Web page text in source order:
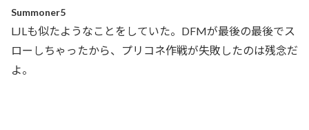
Summoner5
LJLも似たようなことをしていた。DFMが最後の最後でス
ローしちゃったから、プリコネ作戦が失敗したのは残念だ
よ。